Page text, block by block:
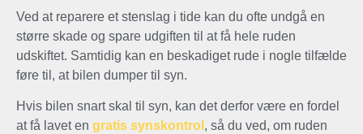
Ved at reparere et stenslag i tide kan du ofte undgå en
større skade og spare udgiften til at få hele ruden
udskiftet. Samtidig kan en beskadiget rude i nogle tilfælde
føre til, at bilen dumper til syn.
Hvis bilen snart skal til syn, kan det derfor være en fordel
at få lavet en gratis synskontrol , så du ved, om ruden